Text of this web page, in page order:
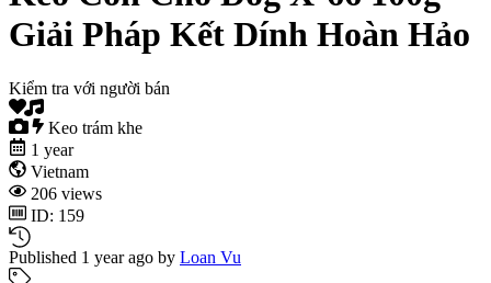
Giải Pháp Kết Dính Hoàn Hảo
Kiểm tra với người bán
Keo trám khe
1 year
Vietnam
206 views
ID: 159
Published 1 year ago by Loan Vu